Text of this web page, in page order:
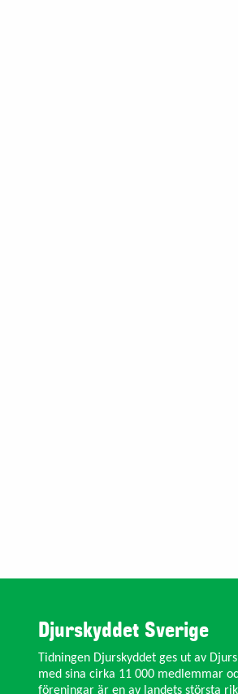
Djurskyddet Sverige
Tidningen Djurskyddet ges ut av
med sina cirka 11 000 medlemmar
föreningar är en av landets största